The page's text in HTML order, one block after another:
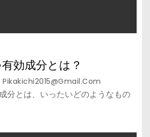
効成分とは？
Pikakichi2015@gmail.com
分とは、いったいどのようなもの